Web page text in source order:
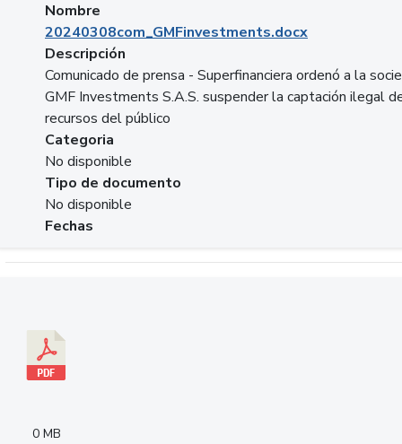
Nombre
20240308com_GMFinvestments.docx
Descripción
Comunicado de prensa - Superfinanciera ordenó a la
GMF Investments S.A.S. suspender la captación ilegal
recursos del público
Categoria
No disponible
Tipo de documento
No disponible
Fechas
0 MB